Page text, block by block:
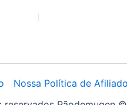
Nossa Política de